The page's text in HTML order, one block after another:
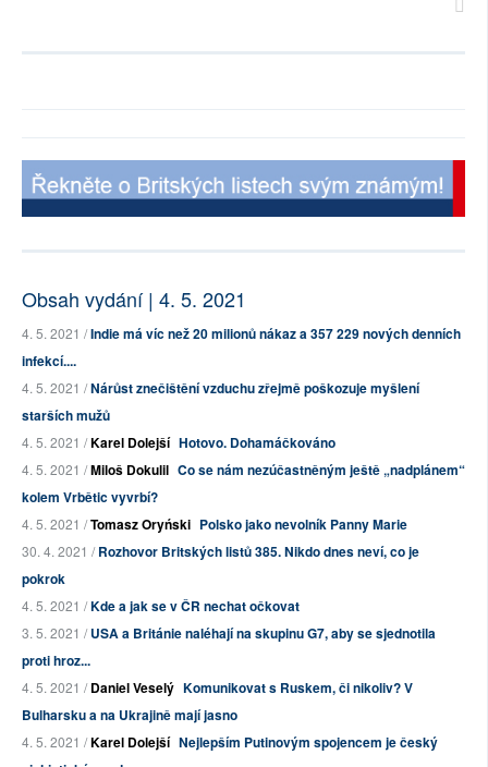
Obsah vydání | 4. 5. 2021
4. 5. 2021 /Indie má víc než 20 milionů nákaz a 357 229 nových denních
infekcí....
4. 5. 2021 /Nárůst znečištění vzduchu zřejmě poškozuje myšlení
starších mužů
4. 5. 2021 /Karel Dolejší Hotovo. Dohamáčkováno
4. 5. 2021 /Miloš Dokulil Co se nám nezúčastněným ještě „nadplánem“
kolem Vrbětic vyvrbí?
4. 5. 2021 /Tomasz Oryński Polsko jako nevolník Panny Marie
30. 4. 2021 /Rozhovor Britských listů 385. Nikdo dnes neví, co je
pokrok
4. 5. 2021 /Kde a jak se v ČR nechat očkovat
3. 5. 2021 /USA a Británie naléhají na skupinu G7, aby se sjednotila
proti hroz...
4. 5. 2021 /Daniel Veselý Komunikovat s Ruskem, či nikoliv? V
Bulharsku a na Ukrajině mají jasno
4. 5. 2021 /Karel Dolejší Nejlepším Putinovým spojencem je český